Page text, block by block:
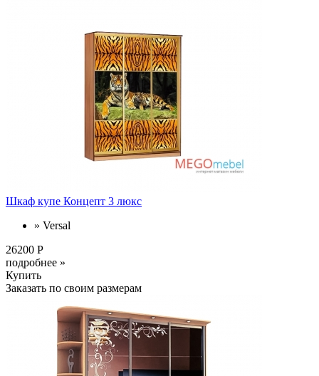
Шкаф купе Концепт 3 люкс
» Versal
26200 Р
подробнее »
Купить
Заказать по своим размерам